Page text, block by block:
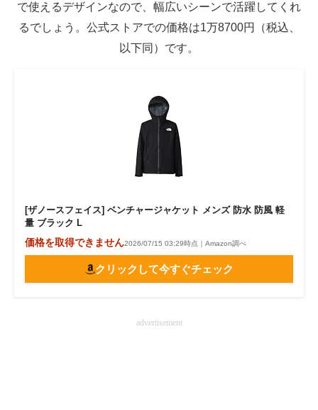
で使えるデザインなので、幅広いシーンで活躍してくれ
るでしょう。公式ストアでの価格は1万8700円（税込、
以下同）です。
[ザノースフェイス] ベンチャージャケット メンズ 防水 防風 軽
量 ブラック L
価格を取得できません2026/07/15 03:29時点｜Amazon調べ
クリックして今すぐチェック
advertisement